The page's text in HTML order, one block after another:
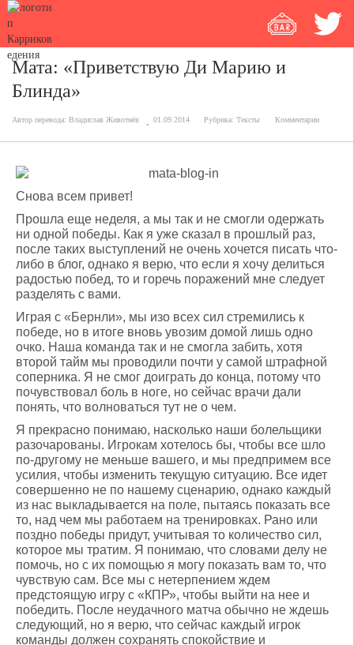
Мата: «Приветствую Ди Марию и
Блинда»
Автор перевода: Владислав Животнёв 01.09.2014 Рубрика: Тексты Комментарии
Снова всем привет!
Прошла еще неделя, а мы так и не смогли одержать
ни одной победы. Как я уже сказал в прошлый раз,
после таких выступлений не очень хочется писать что-
либо в блог, однако я верю, что если я хочу делиться
радостью побед, то и горечь поражений мне следует
разделять с вами.
Играя с «Бернли», мы изо всех сил стремились к
победе, но в итоге вновь увозим домой лишь одно
очко. Наша команда так и не смогла забить, хотя
второй тайм мы проводили почти у самой штрафной
соперника. Я не смог доиграть до конца, потому что
почувствовал боль в ноге, но сейчас врачи дали
понять, что волноваться тут не о чем.
Я прекрасно понимаю, насколько наши болельщики
разочарованы. Игрокам хотелось бы, чтобы все шло
по-другому не меньше вашего, и мы предпримем все
усилия, чтобы изменить текущую ситуацию. Все идет
совершенно не по нашему сценарию, однако каждый
из нас выкладывается на поле, пытаясь показать все
то, над чем мы работаем на тренировках. Рано или
поздно победы придут, учитывая то количество сил,
которое мы тратим. Я понимаю, что словами делу не
помочь, но с их помощью я могу показать вам то, что
чувствую сам. Все мы с нетерпением ждем
предстоящую игру с «КПР», чтобы выйти на нее и
победить. После неудачного матча обычно не ждешь
следующий, но я верю, что сейчас каждый игрок
команды должен сохранять спокойствие и